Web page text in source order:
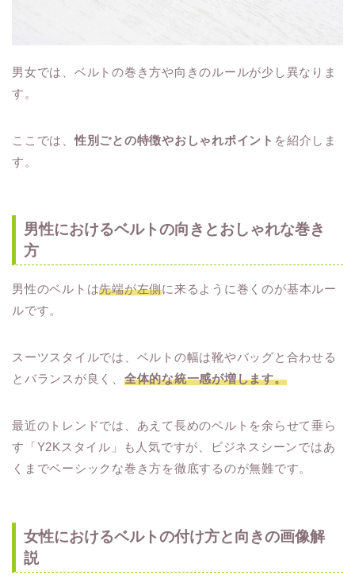
男女では、ベルトの巻き方や向きのルールが少し異なりま
す。
ここでは、性別ごとの特徴やおしゃれポイント を紹介しま
す。
男性におけるベルトの向きとおしゃれな巻き
方
男性のベルトは先端が左側に来るように巻くのが基本ルー
ルです。
スーツスタイルでは、ベルトの幅は靴やバッグと合わせる
とバランスが良く、 全体的な統一感が増します。
最近のトレンドでは、あえて長めのベルトを余らせて垂ら
す「Y2Kスタイル」も人気ですが、ビジネスシーンではあ
くまでベーシックな巻き方を徹底するのが無難です。
女性におけるベルトの付け方と向きの画像解
説